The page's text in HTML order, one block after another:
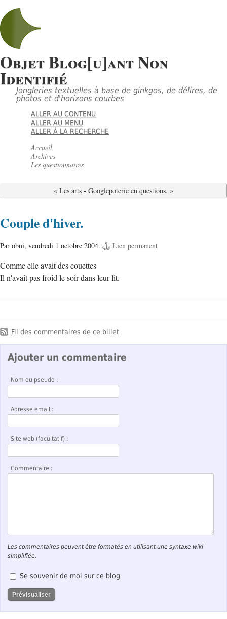
Objet Blog[u]ant Non
Identifié
Jongleries textuelles à base de ginkgos, de délires, de
photos et d'horizons courbes
ALLER AU CONTENU
ALLER AU MENU
ALLER À LA RECHERCHE
Accueil
Archives
Les questionnaires
« Les arts - Googlepoterie en questions. »
Couple d'hiver.
Par obni, vendredi 1 octobre 2004. Lien permanent
Comme elle avait des couettes
Il n'avait pas froid le soir dans leur lit.
Fil des commentaires de ce billet
Ajouter un commentaire
Nom ou pseudo :
Adresse email :
Site web (facultatif) :
Commentaire :
Les commentaires peuvent être formatés en utilisant une syntaxe wiki
simplifiée.
Se souvenir de moi sur ce blog